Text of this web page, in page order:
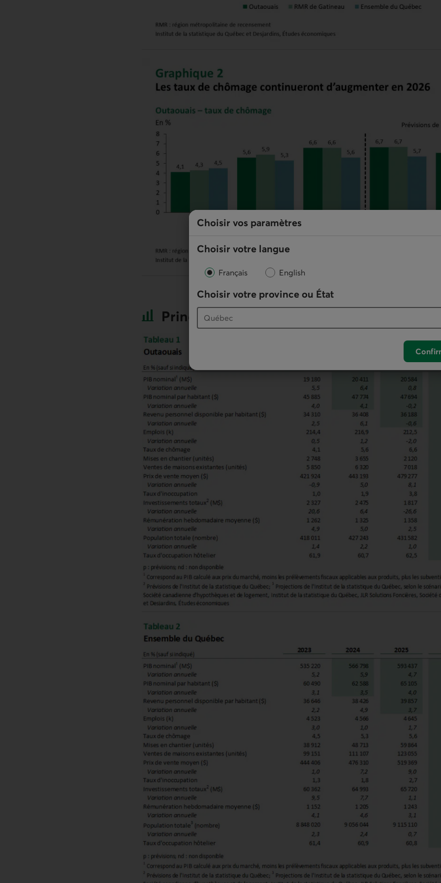
Choisir vos paramètres
Choisir votre langue
Français English
Choisir votre province ou État
Principaux indicateurs économiques